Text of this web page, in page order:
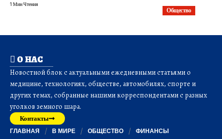
Общество
1 Мин Чтения
О НАС
Новостной блок с актуальными ежедневными статьями о
медицине, технологиях, обществе, автомобилях, спорте и
других темах, собранные нашими корреспондентами с разных
уголков земного шара.
Контакты
ГЛАВНАЯ В МИРЕ ОБЩЕСТВО ФИНАНСЫ